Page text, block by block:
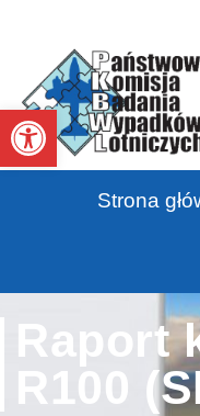
Otwórz pasek narzędzi
Strona
Raport
R100